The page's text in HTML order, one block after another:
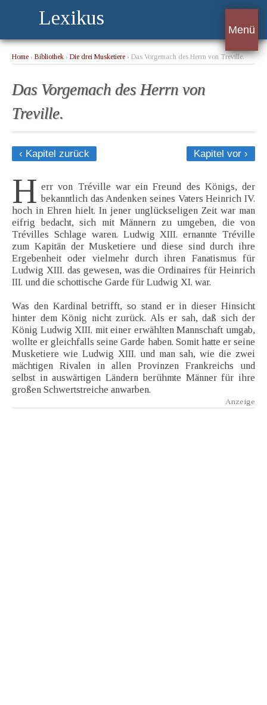
Lexikus
Menü
Home › Bibliothek › Die drei Musketiere › Das Vorgemach des Herrn von Treville.
Das Vorgemach des Herrn von
Treville.
‹ Kapitel zurück Kapitel vor ›
H err von Tréville war ein Freund des Königs, der
bekanntlich das Andenken seines Vaters Heinrich IV.
hoch in Ehren hielt. In jener unglückseligen Zeit war man
eifrig bedacht, sich mit Männern zu umgeben, die von
Trévilles Schlage waren. Ludwig XIII. ernannte Tréville
zum Kapitän der Musketiere und diese sind durch ihre
Ergebenheit oder vielmehr durch ihren Fanatismus für
Ludwig XIII. das gewesen, was die Ordinaires für Heinrich
III. und die schottische Garde für Ludwig XI. war.
Was den Kardinal betrifft, so stand er in dieser Hinsicht
hinter dem König nicht zurück. Als er sah, daß sich der
König Ludwig XIII. mit einer erwählten Mannschaft umgab,
wollte er gleichfalls seine Garde haben. Somit hatte er seine
Musketiere wie Ludwig XIII. und man sah, wie die zwei
mächtigen Rivalen in allen Provinzen Frankreichs und
selbst in auswärtigen Ländern berühmte Männer für ihre
großen Schwertstreiche anwarben.